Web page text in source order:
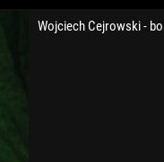
Wojciech Cejrowski -